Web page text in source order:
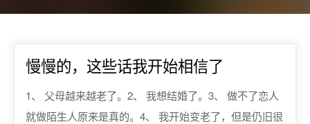
慢慢的，这些话我开始相信了
1、 父母越来越老了。2、 我想结婚了。3、 做不了恋人
就做陌生人原来是真的。4、 我开始变老了，但是仍旧很